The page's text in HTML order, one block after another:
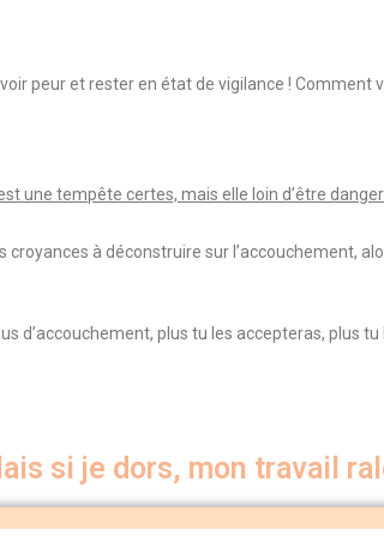
peur et rester en état de vigilance ! Comment
une tempête certes, mais elle loin d’être
croyances à déconstruire sur l’accouchement,
d’accouchement, plus tu les accepteras, plus
si je dors, mon travail